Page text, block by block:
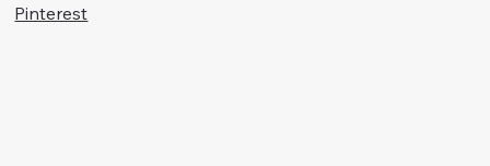
Pinterest